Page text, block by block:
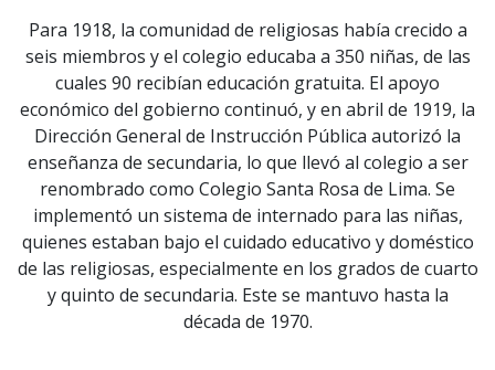
Para 1918, la comunidad de religiosas había crecido a
seis miembros y el colegio educaba a 350 niñas, de las
cuales 90 recibían educación gratuita. El apoyo
económico del gobierno continuó, y en abril de 1919, la
Dirección General de Instrucción Pública autorizó la
enseñanza de secundaria, lo que llevó al colegio a ser
renombrado como Colegio Santa Rosa de Lima. Se
implementó un sistema de internado para las niñas,
quienes estaban bajo el cuidado educativo y doméstico
de las religiosas, especialmente en los grados de cuarto
y quinto de secundaria. Este se mantuvo hasta la
década de 1970.